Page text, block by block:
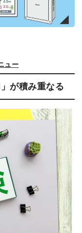
ュー
が積み重なる